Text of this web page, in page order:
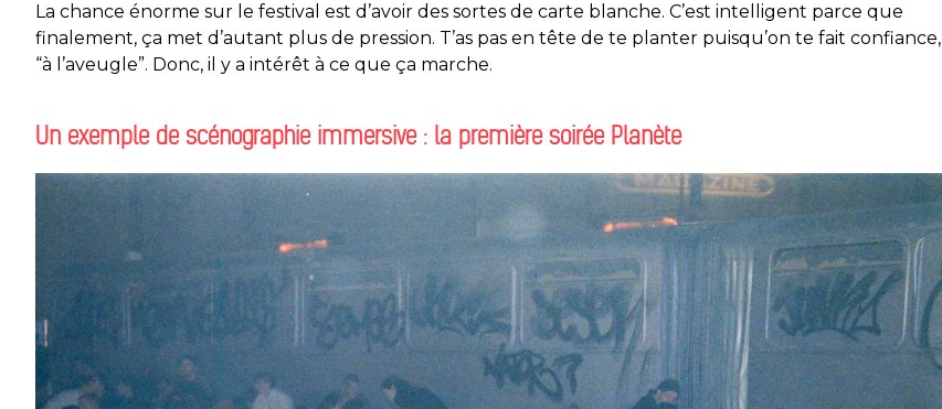
La chance énorme sur le festival est d’avoir des sortes de carte blanche. C’est intelligent parce que
finalement, ça met d’autant plus de pression. T’as pas en tête de te planter puisqu’on te fait confiance,
“à l’aveugle”. Donc, il y a intérêt à ce que ça marche.
Un exemple de scénographie immersive : la première soirée Planète